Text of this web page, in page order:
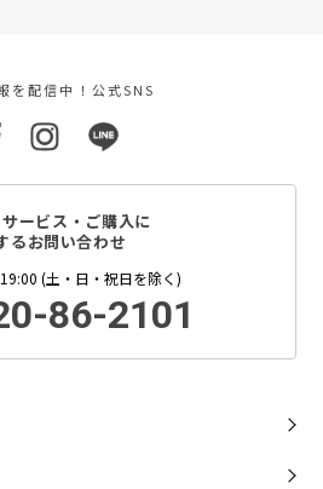
を配信中！公式SNS
ービス・ご購入に
るお問い合わせ
(土・日・祝日を除く)
86-2101